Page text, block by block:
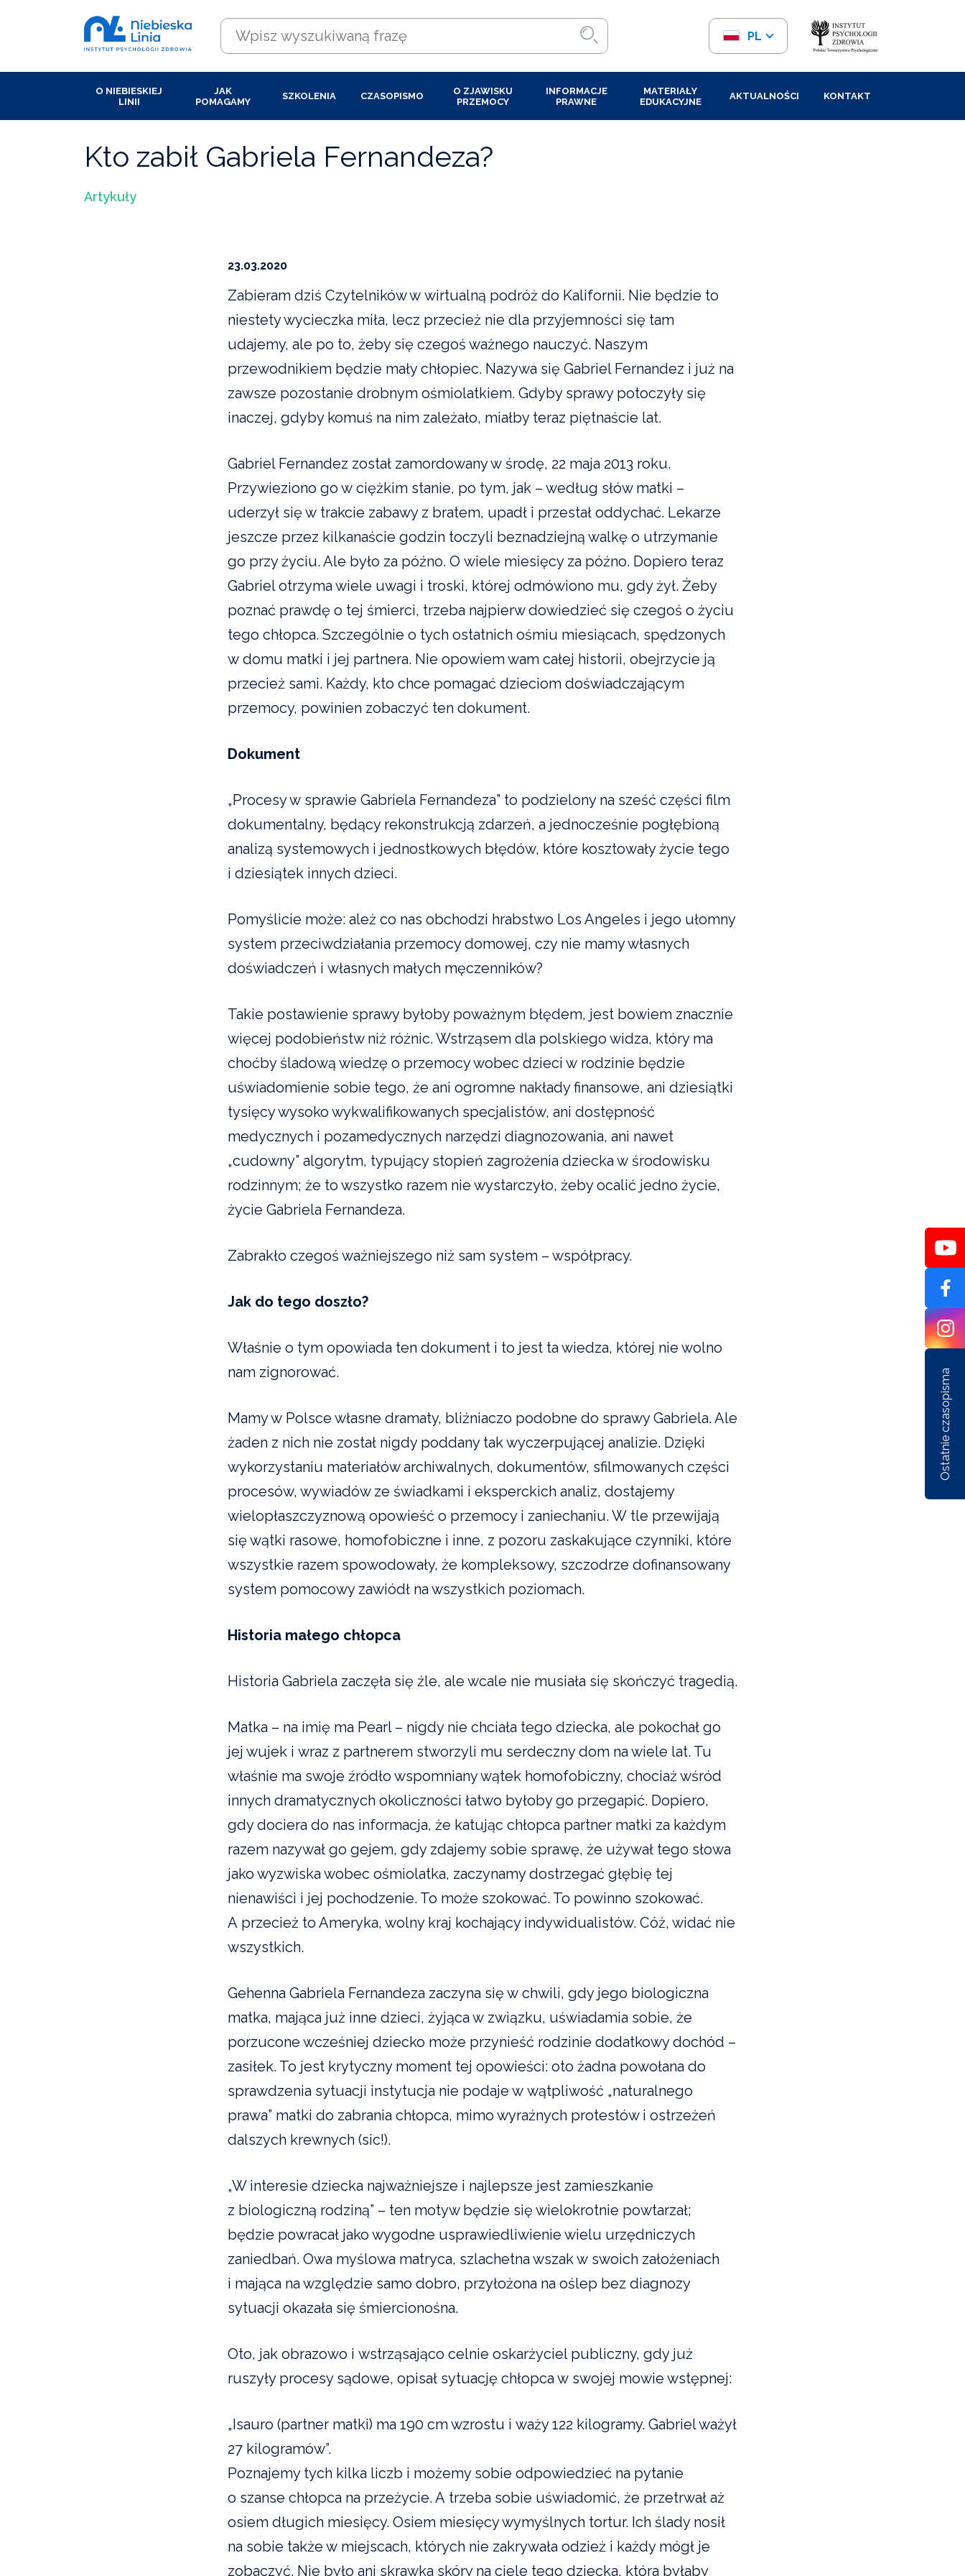
PL
EN
O NIEBIESKIEJ
LINII
JAK
POMAGAMY
SZKOLENIA CZASOPISMO
O ZJAWISKU
PRZEMOCY
INFORMACJE
PRAWNE
MATERIAŁY
EDUKACYJNE
AKTUALNOŚCI KONTAKT
Kto zabił Gabriela Fernandeza?
Artykuły
23.03.2020
Zabieram dziś Czytelników w wirtualną podróż do Kalifornii. Nie będzie to
niestety wycieczka miła, lecz przecież nie dla przyjemności się tam
udajemy, ale po to, żeby się czegoś ważnego nauczyć. Naszym
przewodnikiem będzie mały chłopiec. Nazywa się Gabriel Fernandez i już na
zawsze pozostanie drobnym ośmiolatkiem. Gdyby sprawy potoczyły się
inaczej, gdyby komuś na nim zależało, miałby teraz piętnaście lat.
Gabriel Fernandez został zamordowany w środę, 22 maja 2013 roku.
Przywieziono go w ciężkim stanie, po tym, jak – według słów matki –
uderzył się w trakcie zabawy z bratem, upadł i przestał oddychać. Lekarze
jeszcze przez kilkanaście godzin toczyli beznadziejną walkę o utrzymanie
go przy życiu. Ale było za późno. O wiele miesięcy za późno. Dopiero teraz
Gabriel otrzyma wiele uwagi i troski, której odmówiono mu, gdy żył. Żeby
poznać prawdę o tej śmierci, trzeba najpierw dowiedzieć się czegoś o życiu
tego chłopca. Szczególnie o tych ostatnich ośmiu miesiącach, spędzonych
w domu matki i jej partnera. Nie opowiem wam całej historii, obejrzycie ją
przecież sami. Każdy, kto chce pomagać dzieciom doświadczającym
przemocy, powinien zobaczyć ten dokument.
Dokument
„Procesy w sprawie Gabriela Fernandeza” to podzielony na sześć części film
dokumentalny, będący rekonstrukcją zdarzeń, a jednocześnie pogłębioną
analizą systemowych i jednostkowych błędów, które kosztowały życie tego
i dziesiątek innych dzieci.
Pomyślicie może: ależ co nas obchodzi hrabstwo Los Angeles i jego ułomny
system przeciwdziałania przemocy domowej, czy nie mamy własnych
doświadczeń i własnych małych męczenników?
Takie postawienie sprawy byłoby poważnym błędem, jest bowiem znacznie
więcej podobieństw niż różnic. Wstrząsem dla polskiego widza, który ma
choćby śladową wiedzę o przemocy wobec dzieci w rodzinie będzie
uświadomienie sobie tego, że ani ogromne nakłady finansowe, ani dziesiątki
tysięcy wysoko wykwalifikowanych specjalistów, ani dostępność
medycznych i pozamedycznych narzędzi diagnozowania, ani nawet
„cudowny” algorytm, typujący stopień zagrożenia dziecka w środowisku
rodzinnym; że to wszystko razem nie wystarczyło, żeby ocalić jedno życie,
życie Gabriela Fernandeza.
Zabrakło czegoś ważniejszego niż sam system – współpracy.
Jak do tego doszło?
Właśnie o tym opowiada ten dokument i to jest ta wiedza, której nie wolno
nam zignorować.
Mamy w Polsce własne dramaty, bliźniaczo podobne do sprawy Gabriela. Ale
żaden z nich nie został nigdy poddany tak wyczerpującej analizie. Dzięki
wykorzystaniu materiałów archiwalnych, dokumentów, sfilmowanych części
procesów, wywiadów ze świadkami i eksperckich analiz, dostajemy
wielopłaszczyznową opowieść o przemocy i zaniechaniu. W tle przewijają
się wątki rasowe, homofobiczne i inne, z pozoru zaskakujące czynniki, które
wszystkie razem spowodowały, że kompleksowy, szczodrze dofinansowany
system pomocowy zawiódł na wszystkich poziomach.
Historia małego chłopca
Historia Gabriela zaczęła się źle, ale wcale nie musiała się skończyć tragedią.
Matka – na imię ma Pearl – nigdy nie chciała tego dziecka, ale pokochał go
jej wujek i wraz z partnerem stworzyli mu serdeczny dom na wiele lat. Tu
właśnie ma swoje źródło wspomniany wątek homofobiczny, chociaż wśród
innych dramatycznych okoliczności łatwo byłoby go przegapić. Dopiero,
gdy dociera do nas informacja, że katując chłopca partner matki za każdym
razem nazywał go gejem, gdy zdajemy sobie sprawę, że używał tego słowa
jako wyzwiska wobec ośmiolatka, zaczynamy dostrzegać głębię tej
nienawiści i jej pochodzenie. To może szokować. To powinno szokować.
A przecież to Ameryka, wolny kraj kochający indywidualistów. Cóż, widać nie
wszystkich.
Gehenna Gabriela Fernandeza zaczyna się w chwili, gdy jego biologiczna
matka, mająca już inne dzieci, żyjąca w związku, uświadamia sobie, że
porzucone wcześniej dziecko może przynieść rodzinie dodatkowy dochód –
zasiłek. To jest krytyczny moment tej opowieści: oto żadna powołana do
sprawdzenia sytuacji instytucja nie podaje w wątpliwość „naturalnego
prawa” matki do zabrania chłopca, mimo wyraźnych protestów i ostrzeżeń
dalszych krewnych (sic!).
„W interesie dziecka najważniejsze i najlepsze jest zamieszkanie
z biologiczną rodziną” – ten motyw będzie się wielokrotnie powtarzał;
będzie powracał jako wygodne usprawiedliwienie wielu urzędniczych
zaniedbań. Owa myślowa matryca, szlachetna wszak w swoich założeniach
i mająca na względzie samo dobro, przyłożona na oślep bez diagnozy
sytuacji okazała się śmiercionośna.
Oto, jak obrazowo i wstrząsająco celnie oskarżyciel publiczny, gdy już
ruszyły procesy sądowe, opisał sytuację chłopca w swojej mowie wstępnej:
„Isauro (partner matki) ma 190 cm wzrostu i waży 122 kilogramy. Gabriel ważył
27 kilogramów”.
Poznajemy tych kilka liczb i możemy sobie odpowiedzieć na pytanie
o szanse chłopca na przeżycie. A trzeba sobie uświadomić, że przetrwał aż
osiem długich miesięcy. Osiem miesięcy wymyślnych tortur. Ich ślady nosił
na sobie także w miejscach, których nie zakrywała odzież i każdy mógł je
zobaczyć. Nie było ani skrawka skóry na ciele tego dziecka, która byłaby
Ostatnie czasopisma
Nr 5/